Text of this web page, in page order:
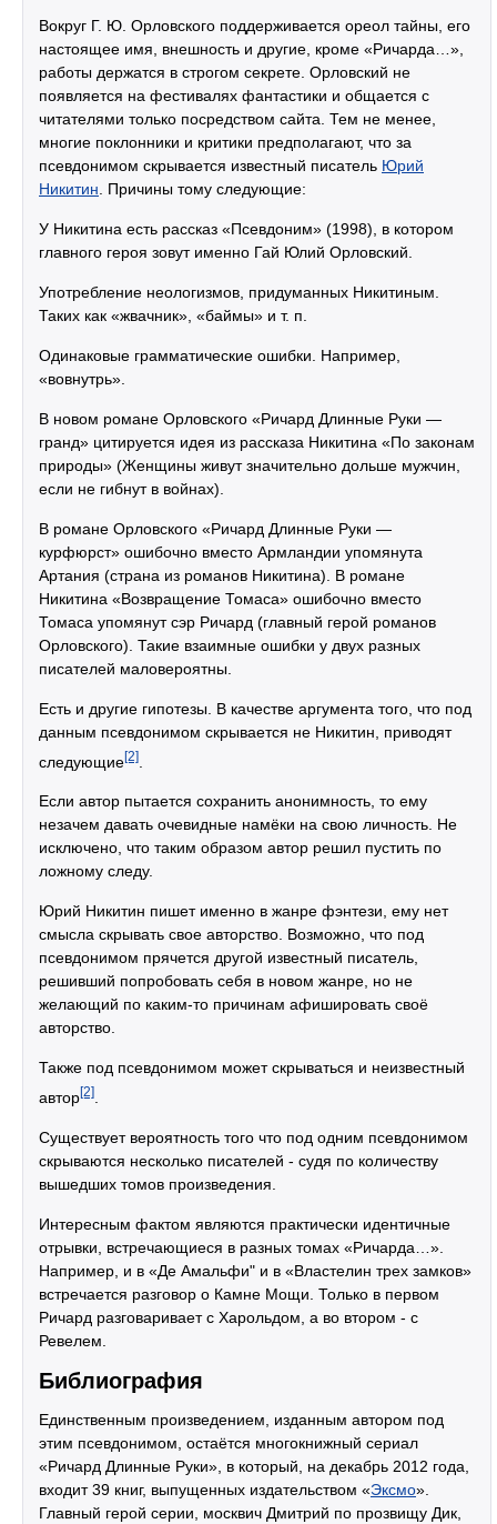
Вокруг Г. Ю. Орловского поддерживается ореол тайны, его
настоящее имя, внешность и другие, кроме «Ричарда…»,
работы держатся в строгом секрете. Орловский не
появляется на фестивалях фантастики и общается с
читателями только посредством сайта. Тем не менее,
многие поклонники и критики предполагают, что за
псевдонимом скрывается известный писатель Юрий
Никитин . Причины тому следующие:
У Никитина есть рассказ «Псевдоним» (1998), в котором
главного героя зовут именно Гай Юлий Орловский.
Употребление неологизмов, придуманных Никитиным.
Таких как «жвачник», «баймы» и т. п.
Одинаковые грамматические ошибки. Например,
«вовнутрь».
В новом романе Орловского «Ричард Длинные Руки —
гранд» цитируется идея из рассказа Никитина «По законам
природы» (Женщины живут значительно дольше мужчин,
если не гибнут в войнах).
В романе Орловского «Ричард Длинные Руки —
курфюрст» ошибочно вместо Армландии упомянута
Артания (страна из романов Никитина). В романе
Никитина «Возвращение Томаса» ошибочно вместо
Томаса упомянут сэр Ричард (главный герой романов
Орловского). Такие взаимные ошибки у двух разных
писателей маловероятны.
Есть и другие гипотезы. В качестве аргумента того, что под
данным псевдонимом скрывается не Никитин, приводят
следующие[2]
Если автор пытается сохранить анонимность, то ему
незачем давать очевидные намёки на свою личность. Не
исключено, что таким образом автор решил пустить по
ложному следу.
Юрий Никитин пишет именно в жанре фэнтези, ему нет
смысла скрывать свое авторство. Возможно, что под
псевдонимом прячется другой известный писатель,
решивший попробовать себя в новом жанре, но не
желающий по каким-то причинам афишировать своё
авторство.
Также под псевдонимом может скрываться и неизвестный
автор[2]
Существует вероятность того что под одним псевдонимом
скрываются несколько писателей - судя по количеству
вышедших томов произведения.
Интересным фактом являются практически идентичные
отрывки, встречающиеся в разных томах «Ричарда…».
Например, и в «Де Амальфи" и в «Властелин трех замков»
встречается разговор о Камне Мощи. Только в первом
Ричард разговаривает с Харольдом, а во втором - с
Ревелем.
Библиография
Единственным произведением, изданным автором под
этим псевдонимом, остаётся многокнижный сериал
«Ричард Длинные Руки», в который, на декабрь 2012 года,
входит 39 книг, выпущенных издательством «Эксмо».
Главный герой серии, москвич Дмитрий по прозвищу Дик,